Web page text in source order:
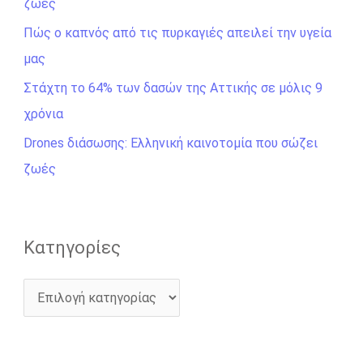
η
σ
η
γ
ι
α
:
ζωές
Πώς ο καπνός από τις πυρκαγιές απειλεί την υγεία
μας
Στάχτη το 64% των δασών της Αττικής σε μόλις 9
χρόνια
Drones διάσωσης: Ελληνική καινοτομία που σώζει
ζωές
Kατηγορίες